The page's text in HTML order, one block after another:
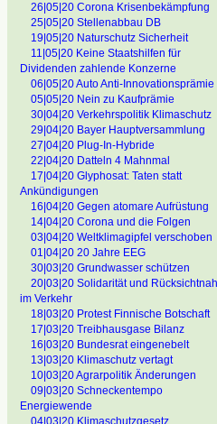
26|05|20 Corona Krisenbekämpfung
25|05|20 Stellenabbau DB
19|05|20 Naturschutz Sicherheit
11|05|20 Keine Staatshilfen für
Dividenden zahlende Konzerne
06|05|20 Auto Anti-Innovationsprämie
05|05|20 Nein zu Kaufprämie
30|04|20 Verkehrspolitik Klimaschutz
29|04|20 Bayer Hauptversammlung
27|04|20 Plug-In-Hybride
22|04|20 Datteln 4 Mahnmal
17|04|20 Glyphosat: Taten statt
Ankündigungen
16|04|20 Gegen atomare Aufrüstung
14|04|20 Corona und die Folgen
03|04|20 Weltklimagipfel verschoben
01|04|20 20 Jahre EEG
30|03|20 Grundwasser schützen
20|03|20 Solidarität und
im Verkehr
18|03|20 Protest Finnische Botschaft
17|03|20 Treibhausgase Bilanz
16|03|20 Bundesrat eingenebelt
13|03|20 Klimaschutz vertagt
10|03|20 Agrarpolitik Änderungen
09|03|20 Schneckentempo
Energiewende
04|03|20 Klimaschutzgesetz